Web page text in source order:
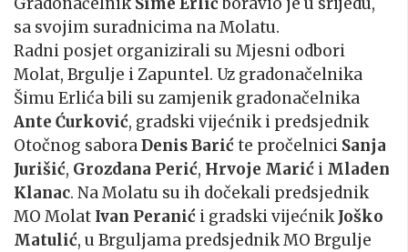
sa svojim suradnicima na Molatu.
Radni posjet organizirali su Mjesni odbori
Molat, Brgulje i Zapuntel. Uz gradonačelnika
Šimu Erlića bili su zamjenik gradonačelnika
Ante Ćurković, gradski vijećnik i predsjednik
Otočnog saboraDenis Barićte pročelnici Sanja
Jurišić, Grozdana Perić, Hrvoje Marić i Mladen
Klanac. Na Molatu su ih dočekali predsjednik
MO Molat Ivan Peranić i gradski vijećnikJoško
Matulić, u Brguljama predsjednik MO Brgulje